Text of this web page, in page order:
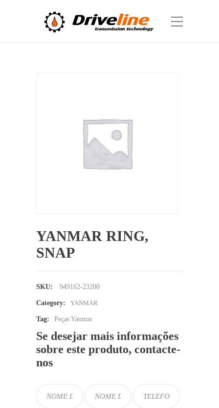
YANMAR RING,
SNAP
SKU: 949162-23200
Category: YANMAR
Tag: Peças Yanmar
Se desejar mais informações
sobre este produto, contacte-
nos